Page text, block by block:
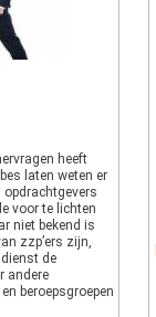
heeft
laten weten er
voor te lichten
niet bekend is
zzp’ers zijn,
de
andere
beroepsgroepen